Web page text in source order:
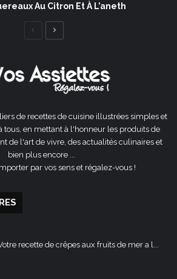
Au Citron Et À L’aneth
Page
de recettes de cuisine illustrées simples et
tous, en mettant à l'honneur les produits de
de l'art de vivre, des actualités culinaires et
bien plus encore ...
par vos sens et régalez-vous !
recette de crêpes aux fruits de mer a l...